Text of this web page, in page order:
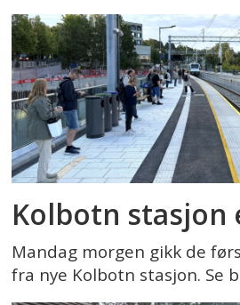
Kolbotn stasjon
Mandag morgen gikk de
fra nye Kolbotn stasjon. Se